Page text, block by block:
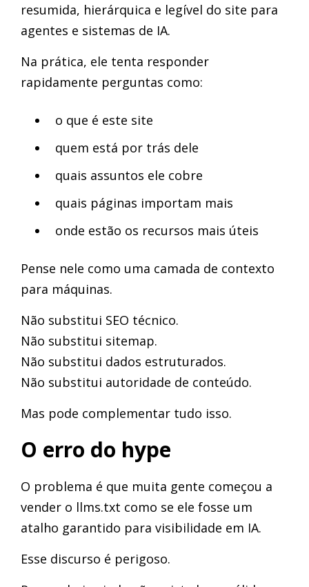
resumida, hierárquica e legível do site para
agentes e sistemas de IA.
Na prática, ele tenta responder
rapidamente perguntas como:
o que é este site
quem está por trás dele
quais assuntos ele cobre
quais páginas importam mais
onde estão os recursos mais úteis
Pense nele como uma camada de contexto
para máquinas.
Não substitui SEO técnico.
Não substitui sitemap.
Não substitui dados estruturados.
Não substitui autoridade de conteúdo.
Mas pode complementar tudo isso.
O erro do hype
O problema é que muita gente começou a
vender o llms.txt como se ele fosse um
atalho garantido para visibilidade em IA.
Esse discurso é perigoso.